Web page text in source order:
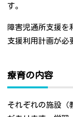
す。
障害児通所支援を
支援利用計画が必
療育の内容
それぞれの施設（